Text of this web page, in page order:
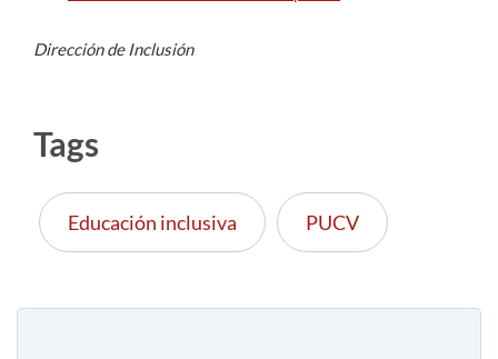
Dirección de Inclusión
Tags
Educación inclusiva PUCV